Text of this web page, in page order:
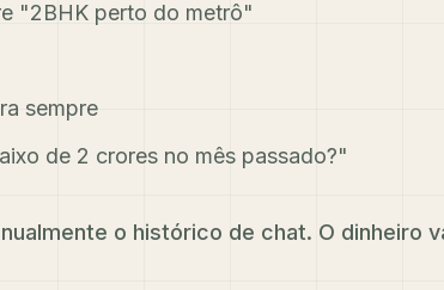
"2BHK perto do metrô"
sempre
de 2 crores no mês passado?"
o histórico de chat. O dinheiro